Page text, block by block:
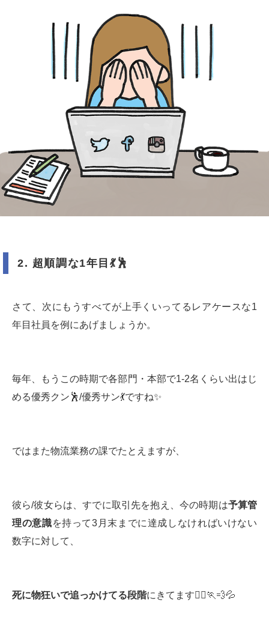
2. 超順調な1年目💃🕺
さて、次にもうすべてが上手くいってるレアケースな1
年目社員を例にあげましょうか。
毎年、もうこの時期で各部門・本部で1-2名くらい出はじ
める優秀クン🕺/優秀サン💃ですね✨
ではまた物流業務の課でたとえますが、
彼ら/彼女らは、すでに取引先を抱え、今の時期は予算管
理の意識を持って3月末までに達成しなければいけない
数字に対して、
死に物狂いで追っかけてる段階にきてます🏃‍♀️🏃💨💦